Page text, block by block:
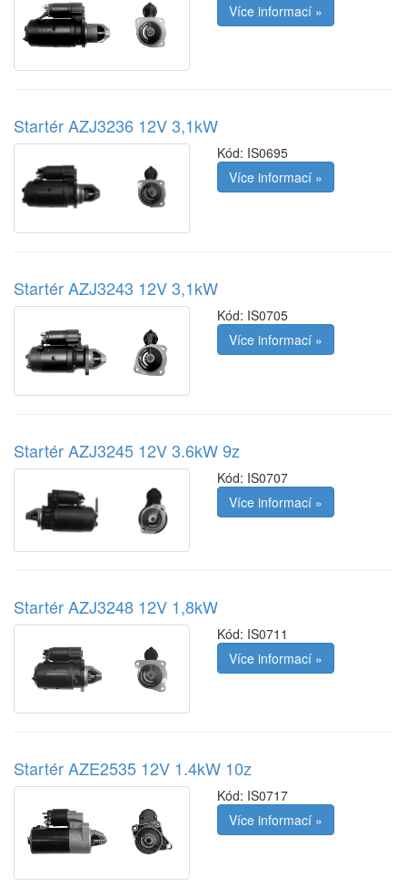
Více informací »
Startér AZJ3236 12V 3,1kW
Kód: IS0695
Více informací »
Startér AZJ3243 12V 3,1kW
Kód: IS0705
Více informací »
Startér AZJ3245 12V 3.6kW 9z
Kód: IS0707
Více informací »
Startér AZJ3248 12V 1,8kW
Kód: IS0711
Více informací »
Startér AZE2535 12V 1.4kW 10z
Kód: IS0717
Více informací »